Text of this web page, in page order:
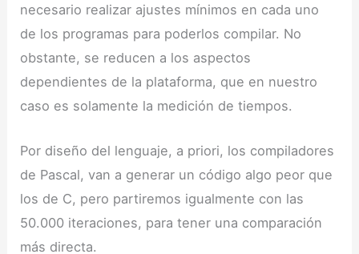
necesario realizar ajustes mínimos en cada uno
de los programas para poderlos compilar. No
obstante, se reducen a los aspectos
dependientes de la plataforma, que en nuestro
caso es solamente la medición de tiempos.
Por diseño del lenguaje, a priori, los compiladores
de Pascal, van a generar un código algo peor que
los de C, pero partiremos igualmente con las
50.000 iteraciones, para tener una comparación
más directa.